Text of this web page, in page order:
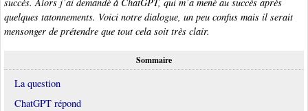
quelques tatonnements. Voici notre dialogue, un peu confus mais il serait
mensonger de prétendre que tout cela soit très clair.
Sommaire
La question
ChatGPT répond